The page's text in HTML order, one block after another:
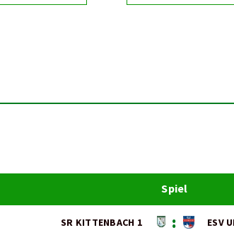
Spiel
SR KITTENBACH 1 : ESV